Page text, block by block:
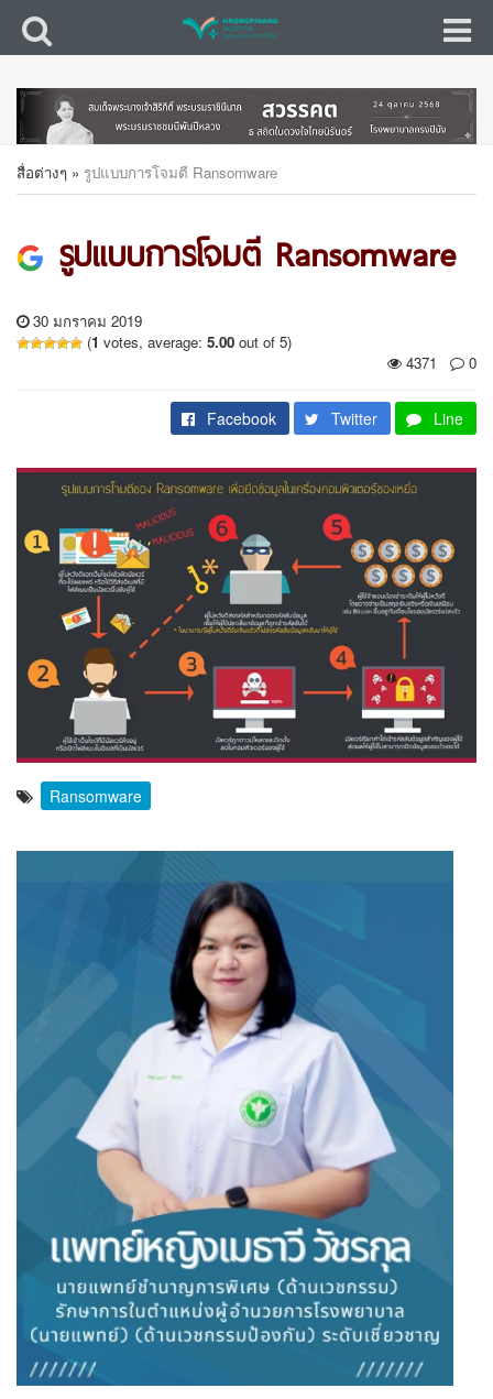
สื่อต่างๆ » รูปแบบการโจมตี Ransomware
รูปแบบการโจมตี Ransomware
30 มกราคม 2019
(1 votes, average: 5.00 out of 5)
4371
0
Facebook Twitter Line
Ransomware